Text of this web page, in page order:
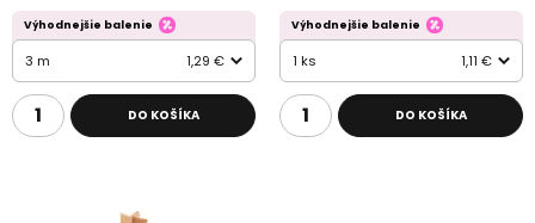
Výhodnejšie balenie
3 m 1,29 €
DO KOŠÍKA
Výhodnejšie balenie
1 ks 1,11 €
DO KOŠÍKA